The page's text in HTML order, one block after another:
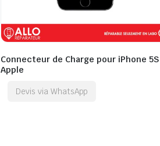
Connecteur de Charge pour iPhone 5S
Apple
Devis via WhatsApp